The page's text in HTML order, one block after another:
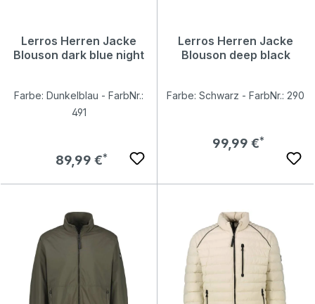
Lerros Herren Jacke
Blouson dark blue night
Farbe: Dunkelblau - FarbNr.:
491
Regulärer Preis:
89,99 €
Lerros Herren Jacke
Blouson deep black
Farbe: Schwarz - FarbNr.: 290
Regulärer Preis:
99,99 €